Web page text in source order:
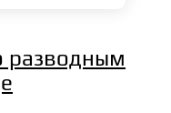
разводным